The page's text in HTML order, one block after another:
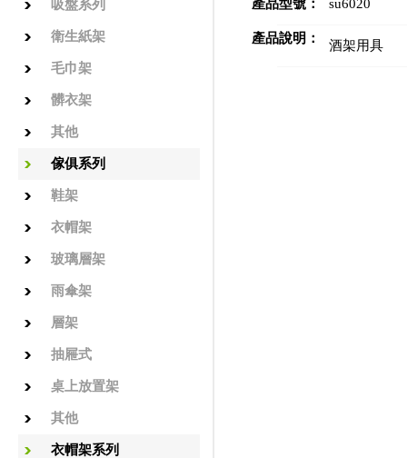
吸盤系列
衛生紙架
毛巾架
髒衣架
其他
傢俱系列
鞋架
衣帽架
玻璃層架
雨傘架
層架
抽屜式
桌上放置架
其他
衣帽架系列
產品型號： su6020
產品說明： 酒架用具